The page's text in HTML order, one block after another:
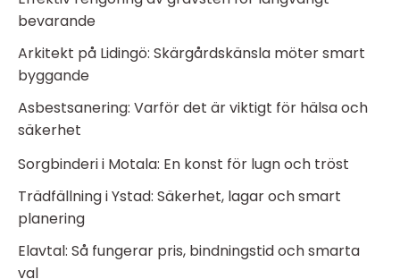
bevarande
Arkitekt på Lidingö: Skärgårdskänsla möter smart
byggande
Asbestsanering: Varför det är viktigt för hälsa och
säkerhet
Sorgbinderi i Motala: En konst för lugn och tröst
Trädfällning i Ystad: Säkerhet, lagar och smart
planering
Elavtal: Så fungerar pris, bindningstid och smarta
val